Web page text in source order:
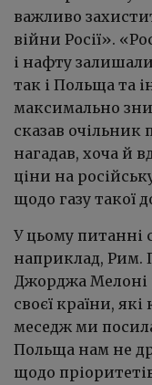
важливо
війни Росії».
і нафту
так і Польща та
максимально
сказав очільник
нагадав, хоча й
ціни на
щодо газу такої
У цьому
наприклад, Рим.
Джорджа Мелоні
своєї країни,
меседж ми
Польща нам не
щодо